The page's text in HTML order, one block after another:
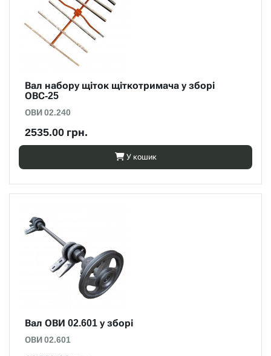
Вал набору щіток щіткотримача у зборі
ОВС-25
ОВИ 02.240
2535.00 грн.
У кошик
Вал ОВИ 02.601 у зборі
ОВИ 02.601